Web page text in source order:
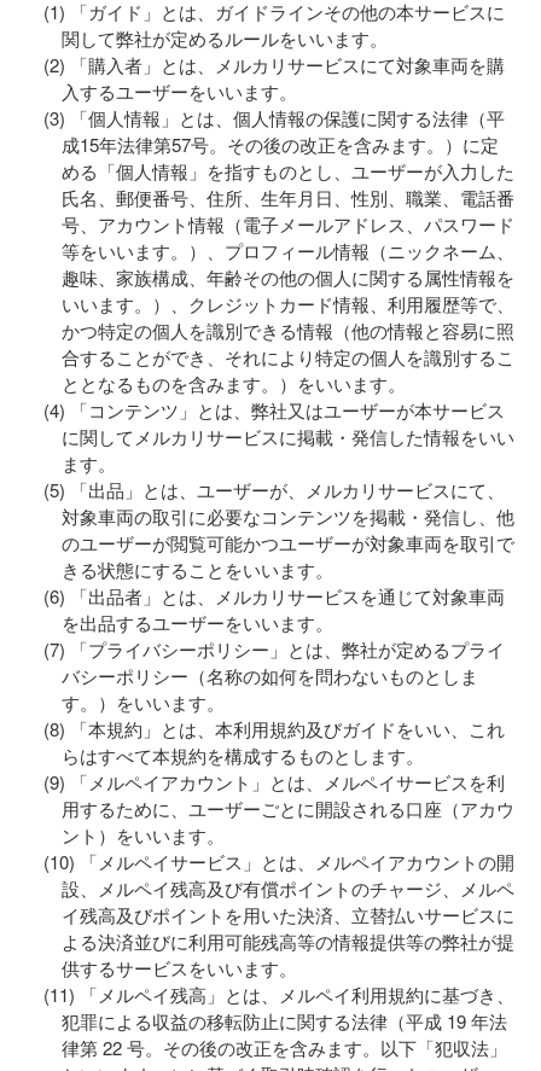
「ガイド」とは、ガイドラインその他の本サービスに
関して弊社が定めるルールをいいます。
「購入者」とは、メルカリサービスにて対象車両を購
入するユーザーをいいます。
「個人情報」とは、個人情報の保護に関する法律（平
成15年法律第57号。その後の改正を含みます。）に定
める「個人情報」を指すものとし、ユーザーが入力した
氏名、郵便番号、住所、生年月日、性別、職業、電話番
号、アカウント情報（電子メールアドレス、パスワード
等をいいます。）、プロフィール情報（ニックネーム、
趣味、家族構成、年齢その他の個人に関する属性情報を
いいます。）、クレジットカード情報、利用履歴等で、
かつ特定の個人を識別できる情報（他の情報と容易に照
合することができ、それにより特定の個人を識別するこ
ととなるものを含みます。）をいいます。
「コンテンツ」とは、弊社又はユーザーが本サービス
に関してメルカリサービスに掲載・発信した情報をいい
ます。
「出品」とは、ユーザーが、メルカリサービスにて、
対象車両の取引に必要なコンテンツを掲載・発信し、他
のユーザーが閲覧可能かつユーザーが対象車両を取引で
きる状態にすることをいいます。
「出品者」とは、メルカリサービスを通じて対象車両
を出品するユーザーをいいます。
「プライバシーポリシー」とは、弊社が定めるプライ
バシーポリシー（名称の如何を問わないものとしま
す。）をいいます。
「本規約」とは、本利用規約及びガイドをいい、これ
らはすべて本規約を構成するものとします。
「メルペイアカウント」とは、メルペイサービスを利
用するために、ユーザーごとに開設される口座（アカウ
ント）をいいます。
「メルペイサービス」とは、メルペイアカウントの開
設、メルペイ残高及び有償ポイントのチャージ、メルペ
イ残高及びポイントを用いた決済、立替払いサービスに
よる決済並びに利用可能残高等の情報提供等の弊社が提
供するサービスをいいます。
「メルペイ残高」とは、メルペイ利用規約に基づき、
犯罪による収益の移転防止に関する法律（平成 19 年法
律第 22 号。その後の改正を含みます。以下「犯収法」